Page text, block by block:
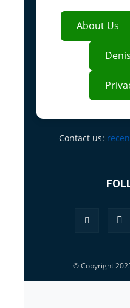
About Us
Contact us:
© Copyright